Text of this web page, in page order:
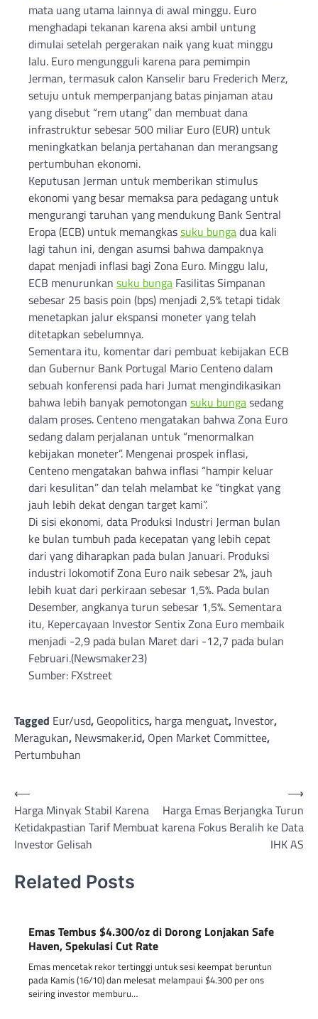
mata uang utama lainnya di awal minggu. Euro
menghadapi tekanan karena aksi ambil untung
dimulai setelah pergerakan naik yang kuat minggu
lalu. Euro mengungguli karena para pemimpin
Jerman, termasuk calon Kanselir baru Frederich Merz,
setuju untuk memperpanjang batas pinjaman atau
yang disebut “rem utang” dan membuat dana
infrastruktur sebesar 500 miliar Euro (EUR) untuk
meningkatkan belanja pertahanan dan merangsang
pertumbuhan ekonomi.
Keputusan Jerman untuk memberikan stimulus
ekonomi yang besar memaksa para pedagang untuk
mengurangi taruhan yang mendukung Bank Sentral
Eropa (ECB) untuk memangkassuku bungadua kali
lagi tahun ini, dengan asumsi bahwa dampaknya
dapat menjadi inflasi bagi Zona Euro. Minggu lalu,
ECB menurunkan suku bunga Fasilitas Simpanan
sebesar 25 basis poin (bps) menjadi 2,5% tetapi tidak
menetapkan jalur ekspansi moneter yang telah
ditetapkan sebelumnya.
Sementara itu, komentar dari pembuat kebijakan ECB
dan Gubernur Bank Portugal Mario Centeno dalam
sebuah konferensi pada hari Jumat mengindikasikan
bahwa lebih banyak pemotongan suku bungasedang
dalam proses. Centeno mengatakan bahwa Zona Euro
sedang dalam perjalanan untuk “menormalkan
kebijakan moneter”. Mengenai prospek inflasi,
Centeno mengatakan bahwa inflasi “hampir keluar
dari kesulitan” dan telah melambat ke “tingkat yang
jauh lebih dekat dengan target kami”.
Di sisi ekonomi, data Produksi Industri Jerman bulan
ke bulan tumbuh pada kecepatan yang lebih cepat
dari yang diharapkan pada bulan Januari. Produksi
industri lokomotif Zona Euro naik sebesar 2%, jauh
lebih kuat dari perkiraan sebesar 1,5%. Pada bulan
Desember, angkanya turun sebesar 1,5%. Sementara
itu, Kepercayaan Investor Sentix Zona Euro membaik
menjadi -2,9 pada bulan Maret dari -12,7 pada bulan
Februari.(Newsmaker23)
Sumber: FXstreet
Tagged Eur/usd, Geopolitics, harga menguat, Investor,
Meragukan, Newsmaker.id, Open Market Committee,
Pertumbuhan
Post
navigation
⟵
Harga Minyak Stabil Karena
Ketidakpastian Tarif Membuat
Investor Gelisah
Harga Emas Berjangka Turun
karena Fokus Beralih ke Data
IHK AS
⟶
Related Posts
Emas Tembus $4.300/oz di Dorong Lonjakan Safe
Haven, Spekulasi Cut Rate
Emas mencetak rekor tertinggi untuk sesi keempat beruntun
pada Kamis (16/10) dan melesat melampaui $4.300 per ons
seiring investor memburu…